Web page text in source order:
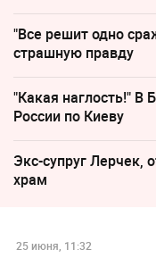
"Все решит одно
страшную правду
"Какая наглость!" В
России по Киеву
Экс-супруг Лерчек,
храм
25 июня, 11:32